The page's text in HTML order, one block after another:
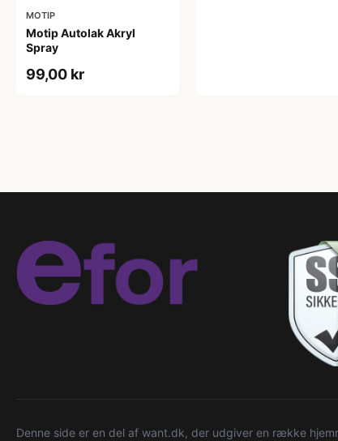
MOTIP
Motip Autolak Akryl
Spray
99,00 kr
Denne side er en del af want.dk, der udgiver en række